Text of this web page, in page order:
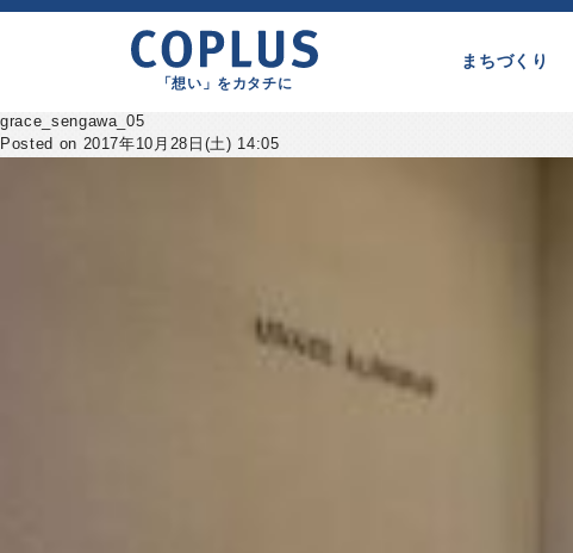
「想い」をカタチに
まちづくり
grace_sengawa_05
Posted on 2017年10月28日(土) 14:05